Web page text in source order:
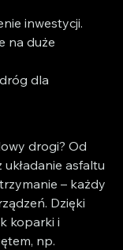
inwestycji.
na duże
dla
drogi? Od
asfaltu
– każdy
Dzięki
koparki i
np.